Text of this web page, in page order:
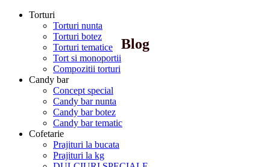
Torturi
Torturi nunta
Torturi botez
Torturi tematice
Tort si monoportii
Compozitii torturi
Candy bar
Concept special
Candy bar nunta
Candy bar botez
Candy bar tematic
Cofetarie
Prajituri la bucata
Prajituri la kg
Blog